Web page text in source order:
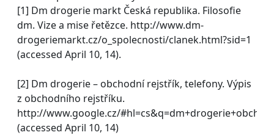
[1] Dm drogerie markt Česká republika. Filosofie
dm. Vize a mise řetězce. http://www.dm-
drogeriemarkt.cz/o_spolecnosti/clanek.html?sid=1
(accessed April 10, 14).
[2] Dm drogerie – obchodní rejstřík, telefony. Výpis
z obchodního rejstříku.
http://www.google.cz/
(accessed April 10, 14)